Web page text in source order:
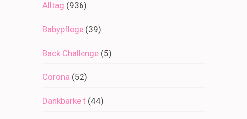
Alltag (936)
Babypflege (39)
Back Challenge (5)
Corona (52)
Dankbarkeit (44)